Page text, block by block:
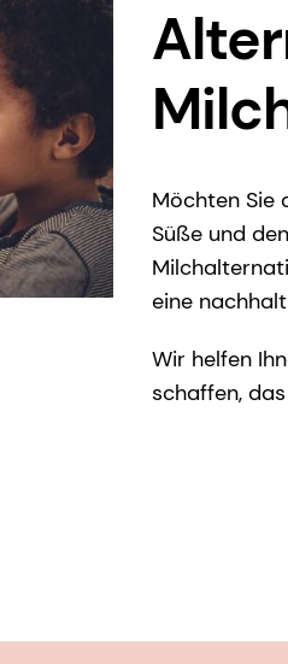
Möchten Sie
Süße und
eine
Wir helfen
schaffen,